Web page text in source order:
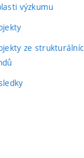
výzkumu
ze